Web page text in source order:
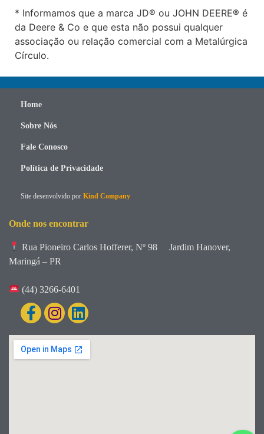
* Informamos que a marca JD® ou JOHN DEERE® é
da Deere & Co e que esta não possui qualquer
associação ou relação comercial com a Metalúrgica
Círculo.
Home
Sobre Nós
Fale Conosco
Política de Privacidade
Site desenvolvido por Kind Company
Onde nos encontrar
Rua Pioneiro Carlos Hofferer, Nº 98
Jardim Hanover,
Maringá – PR
(44) 3266-6401